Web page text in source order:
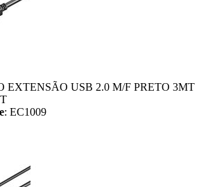
EXTENSÃO USB 2.0 M/F PRETO 3MT
: EC1009